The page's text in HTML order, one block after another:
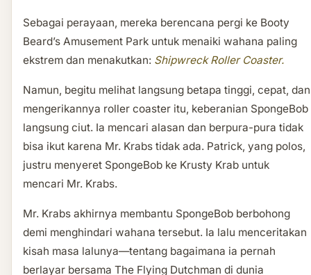
Sebagai perayaan, mereka berencana pergi ke Booty
Beard’s Amusement Park untuk menaiki wahana paling
ekstrem dan menakutkan: Shipwreck Roller Coaster.
Namun, begitu melihat langsung betapa tinggi, cepat, dan
mengerikannya roller coaster itu, keberanian SpongeBob
langsung ciut. Ia mencari alasan dan berpura-pura tidak
bisa ikut karena Mr. Krabs tidak ada. Patrick, yang polos,
justru menyeret SpongeBob ke Krusty Krab untuk
mencari Mr. Krabs.
Mr. Krabs akhirnya membantu SpongeBob berbohong
demi menghindari wahana tersebut. Ia lalu menceritakan
kisah masa lalunya—tentang bagaimana ia pernah
berlayar bersama The Flying Dutchman di dunia